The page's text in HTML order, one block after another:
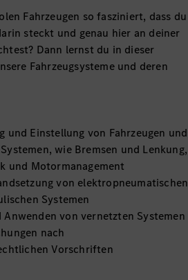
Fahrzeugen so fasziniert, dass du
steckt und genau hier an deiner
Dann lernst du in dieser
Fahrzeugsysteme und deren
und Einstellung von Fahrzeugen und
wie Bremsen und Lenkung,
und Motormanagement
von elektropneumatischen
Systemen
Anwenden von vernetzten Systemen
nach
Vorschriften